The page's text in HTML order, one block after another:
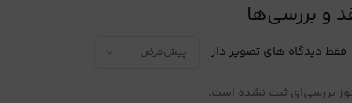
و بررسی‌ها
فقط دیدگاه های تصویر دار
بررسی‌ای ثبت نشده است.